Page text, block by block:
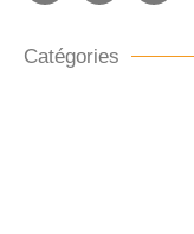
Catégories